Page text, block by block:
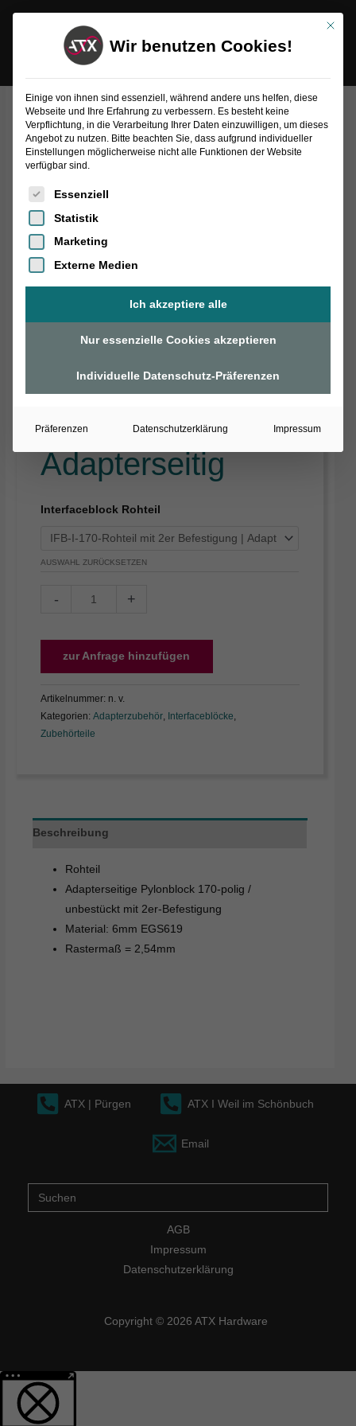
Rohteil |
Adapterseitig
Interfaceblock Rohteil
AUSWAHL ZURÜCKSETZEN
-
Rohteil
|
Adapterseitig
Menge
+
zur Anfrage hinzufügen
Artikelnummer: n. v.
Kategorien:Adapterzubehör, Interfaceblöcke,
Zubehörteile
Beschreibung
Rohteil
Adapterseitige Pylonblock 170-polig /
unbestückt mit 2er-Befestigung
Material: 6mm EGS619
Rastermaß = 2,54mm
ATX | Pürgen ATX I Weil im Schönbuch
Email
Suche
nach:
AGB
Impressum
Datenschutzerklärung
Copyright © 2026 ATX Hardware
Mit
Wir benutzen Cookies!
Einige von ihnen sind essenziell, während andere uns helfen, diese
Webseite und Ihre Erfahrung zu verbessern. Es besteht keine
Verpflichtung, in die Verarbeitung Ihrer Daten einzuwilligen, um dieses
Angebot zu nutzen. Bitte beachten Sie, dass aufgrund individueller
Einstellungen möglicherweise nicht alle Funktionen der Website
verfügbar sind.
Es folgt eine Liste der Service-Gruppen, für die eine
Essenziell
Statistik
Marketing
Externe Medien
Ich akzeptiere alle
Nur essenzielle Cookies akzeptieren
Individuelle Datenschutz-Präferenzen
Präferenzen Datenschutzerklärung Impressum
Weitere Informationen über den gesperrten Inhalt.